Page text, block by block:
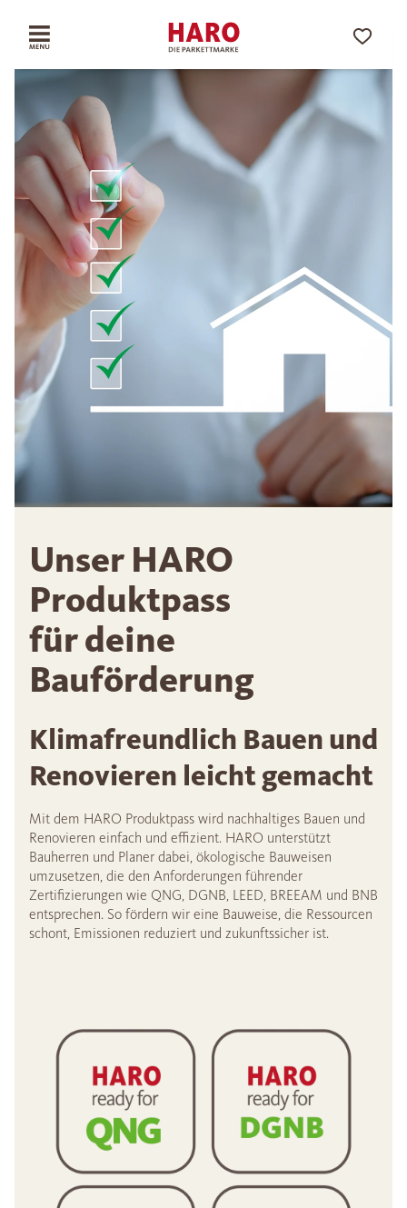
Unser HARO
Produktpass
für deine
Bauförderung
Klimafreundlich Bauen und
Renovieren leicht gemacht
Mit dem HARO Produktpass wird nachhaltiges Bauen und
Renovieren einfach und effizient. HARO unterstützt
Bauherren und Planer dabei, ökologische Bauweisen
umzusetzen, die den Anforderungen führender
Zertifizierungen wie QNG, DGNB, LEED, BREEAM und BNB
entsprechen. So fördern wir eine Bauweise, die Ressourcen
schont, Emissionen reduziert und zukunftssicher ist.